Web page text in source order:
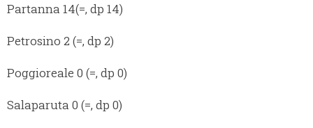
Partanna 14(=, dp 14)
Petrosino 2 (=, dp 2)
Poggioreale 0 (=, dp 0)
Salaparuta 0 (=, dp 0)